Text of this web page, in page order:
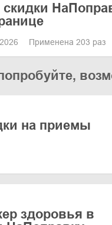
Применена 203 раз
на приемы
здоровья в